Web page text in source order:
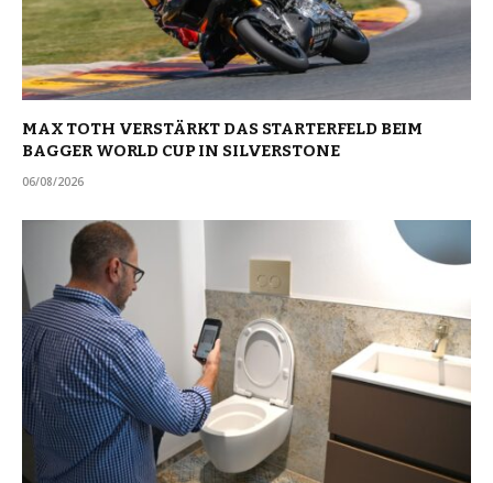
MAX TOTH VERSTÄRKT DAS STARTERFELD BEIM
BAGGER WORLD CUP IN SILVERSTONE
06/08/2026